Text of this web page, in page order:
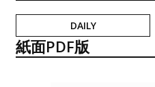
DAILY
紙面PDF版